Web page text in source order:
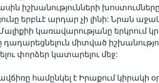
իշխանությունների
երբևէ արդար չի լինի: Նրան
կառավարությանը երկրում
դադարեցնելուն միտված
փորձեր կատարելու մեջ:
համընկել է Իրաքում կիրակի